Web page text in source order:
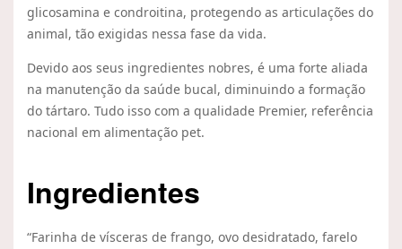
glicosamina e condroitina, protegendo as articulações do
animal, tão exigidas nessa fase da vida.
Devido aos seus ingredientes nobres, é uma forte aliada
na manutenção da saúde bucal, diminuindo a formação
do tártaro. Tudo isso com a qualidade Premier, referência
nacional em alimentação pet.
Ingredientes
“Farinha de vísceras de frango, ovo desidratado, farelo